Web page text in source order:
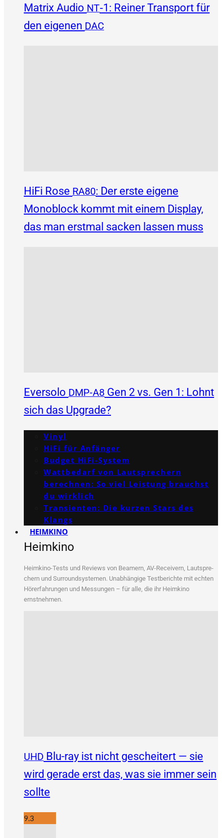
Matrix Audio NT‑1: Reiner Transport für
den eigenen DAC
HiFi Rose RA80: Der erste eigene
Monoblock kommt mit einem Display,
das man erstmal sacken lassen muss
Eversolo DMP-A8 Gen 2 vs. Gen 1: Lohnt
sich das Upgrade?
Vinyl
HiFi für Anfänger
Budget HiFi-System
Wattbedarf von Lautsprechern
berechnen: So viel Leistung brauchst
du wirklich
Transienten: Die kurzen Stars des
Klangs
HEIMKINO
Heimkino
Heim­ki­no-Tests und Reviews von Bea­mern, AV-Recei­vern, Laut­spre­
chern und Sur­round­sys­te­men. Unab­hän­gi­ge Test­be­rich­te mit ech­ten
Hör­erfah­run­gen und Mes­sun­gen – für alle, die ihr Heim­ki­no
ernstnehmen.
UHD Blu-ray ist nicht gescheitert — sie
wird gerade erst das, was sie immer sein
sollte
9.3